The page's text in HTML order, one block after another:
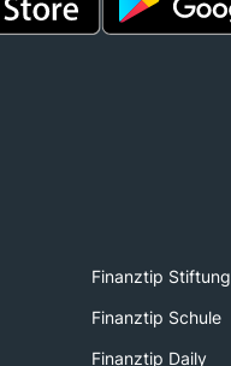
Finanztip Stiftung
Finanztip Schule
Finanztip Daily